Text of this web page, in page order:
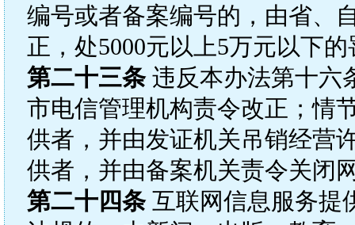
编号或者备案编号的，由省、
正，处5000元以上5万元以下
第二十三条违反本办法第十六
市电信管理机构责令改正；情
供者，并由发证机关吊销经营
供者，并由备案机关责令关闭
第二十四条互联网信息服务提